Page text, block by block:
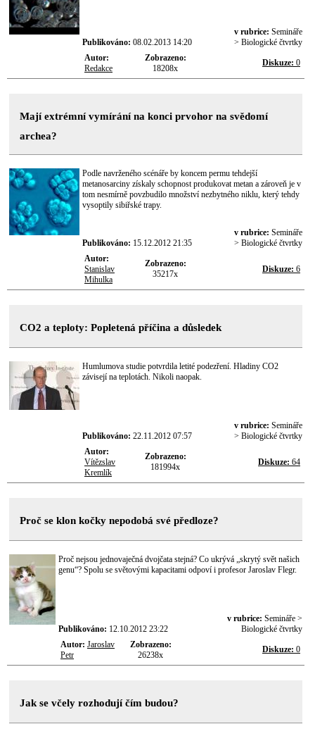
Publikováno: 08.02.2013 14:20
v rubrice: Semináře
> Biologické čtvrtky
Autor:
Redakce
Zobrazeno:
18208x
Diskuze: 0
Mají extrémní vymírání na konci prvohor na svědomí
archea?
Podle navrženého scénáře by koncem permu tehdejší
metanosarciny získaly schopnost produkovat metan a zároveň je v
tom nesmírně povzbudilo množství nezbytného niklu, který tehdy
vysoptily sibiřské trapy.
Publikováno: 15.12.2012 21:35
v rubrice: Semináře
> Biologické čtvrtky
Autor:
Stanislav
Mihulka
Zobrazeno:
35217x
Diskuze: 6
CO2 a teploty: Popletená příčina a důsledek
Humlumova studie potvrdila letité podezření. Hladiny CO2
závisejí na teplotách. Nikoli naopak.
Publikováno: 22.11.2012 07:57
v rubrice: Semináře
> Biologické čtvrtky
Autor:
Vítězslav
Kremlík
Zobrazeno:
181994x
Diskuze: 64
Proč se klon kočky nepodobá své předloze?
Proč nejsou jednovaječná dvojčata stejná? Co ukrývá „skrytý svět našich
genu“? Spolu se světovými kapacitami odpoví i profesor Jaroslav Flegr.
Publikováno: 12.10.2012 23:22
v rubrice: Semináře >
Biologické čtvrtky
Autor: Jaroslav
Petr
Zobrazeno:
26238x
Diskuze: 0
Jak se včely rozhodují čím budou?